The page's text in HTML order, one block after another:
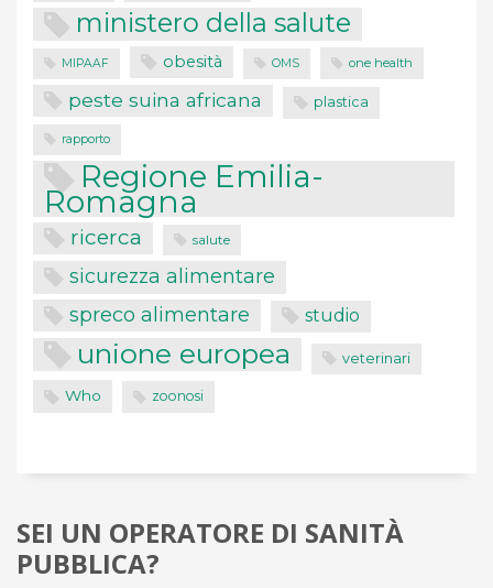
ministero della salute
MIPAAF obesità OMS one health
peste suina africana plastica
rapporto
Regione Emilia-
Romagna
ricerca salute
sicurezza alimentare
spreco alimentare studio
unione europea veterinari
Who zoonosi
SEI UN OPERATORE DI SANITÀ
PUBBLICA?